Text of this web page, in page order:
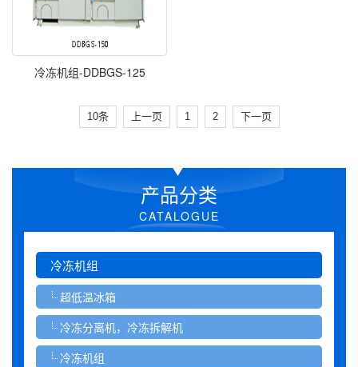
冷冻机组-DDBGS-125
10条 上一页 1 2 下一页
产品分类
CATALOGUE
冷冻机组
超低温冰箱
冷冻分离机，冷冻拆解机
冷冻机组